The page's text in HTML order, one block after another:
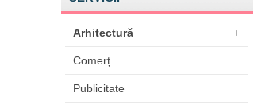
Arhitectură +
Comerț
Publicitate